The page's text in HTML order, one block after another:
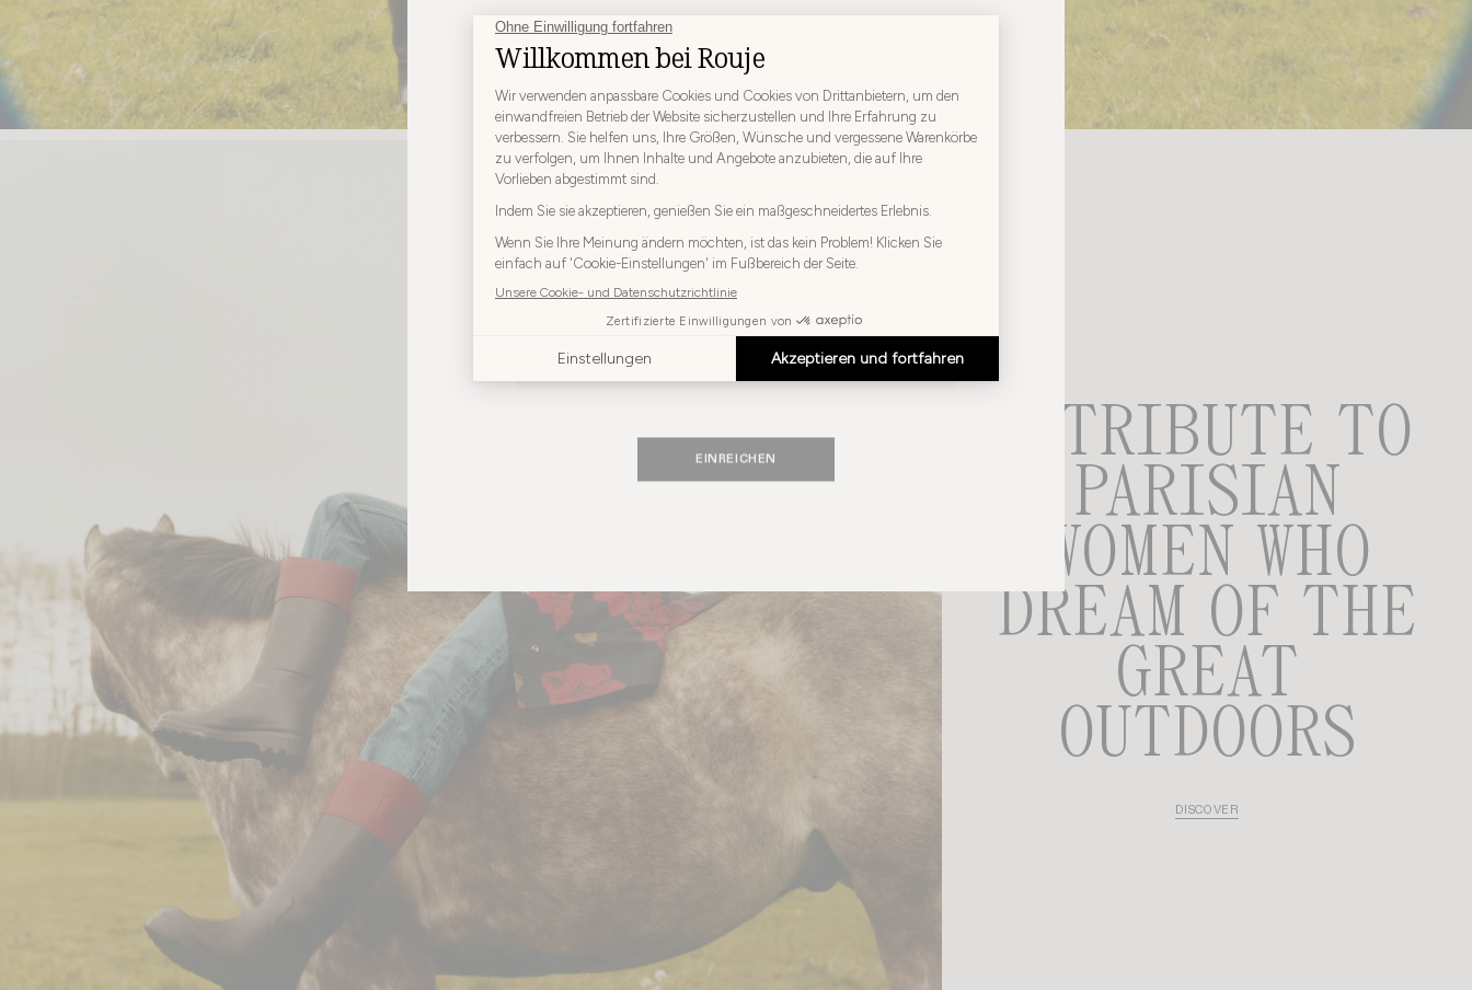
WÄHLEN SIE IHR LIEFERLAND UND IHRE SPRACHE, BEVOR SIE
IHRE BESTELLUNG AUFGEBEN
Wählen
Sie
Ihr
Wählen Sie Ihr Land
SCHWEIZ
Wählen
Sie
Wählen Sie Ihre Sprache
EINREICHEN A TRIBUTE TO
PARISIAN
WOMEN WHO
DREAM OF THE
GREAT
OUTDOORS
DISCOVER